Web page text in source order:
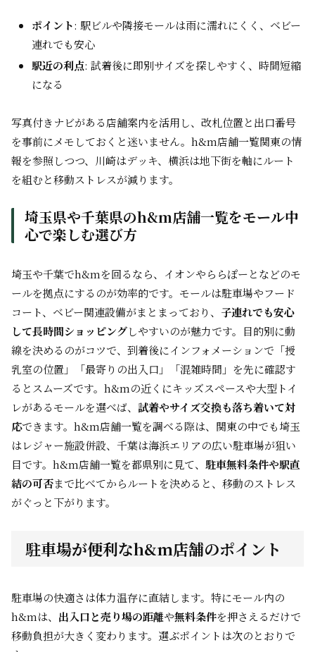
ポイント: 駅ビルや隣接モールは雨に濡れにくく、ベビー
連れでも安心
駅近の利点: 試着後に即別サイズを探しやすく、時間短縮
になる
写真付きナビがある店舗案内を活用し、改札位置と出口番号
を事前にメモしておくと迷いません。h&m店舗一覧関東の情
報を参照しつつ、川崎はデッキ、横浜は地下街を軸にルート
を組むと移動ストレスが減ります。
埼玉県や千葉県のh&m店舗一覧をモール中
心で楽しむ選び方
埼玉や千葉でh&mを回るなら、イオンやららぽーとなどのモ
ールを拠点にするのが効率的です。モールは駐車場やフード
コート、ベビー関連設備がまとまっており、 子連れでも安心
して長時間ショッピングしやすいのが魅力です。目的別に動
線を決めるのがコツで、到着後にインフォメーションで「授
乳室の位置」「最寄りの出入口」「混雑時間」を先に確認す
るとスムーズです。h&mの近くにキッズスペースや大型トイ
レがあるモールを選べば、 試着やサイズ交換も落ち着いて対
応できます。h&m店舗一覧を調べる際は、関東の中でも埼玉
はレジャー施設併設、千葉は海浜エリアの広い駐車場が狙い
目です。h&m店舗一覧を都県別に見て、 駐車無料条件や駅直
結の可否まで比べてからルートを決めると、移動のストレス
がぐっと下がります。
駐車場が便利なh&m店舗のポイント
駐車場の快適さは体力温存に直結します。特にモール内の
h&mは、 出入口と売り場の距離や無料条件を押さえるだけで
移動負担が大きく変わります。選ぶポイントは次のとおりで